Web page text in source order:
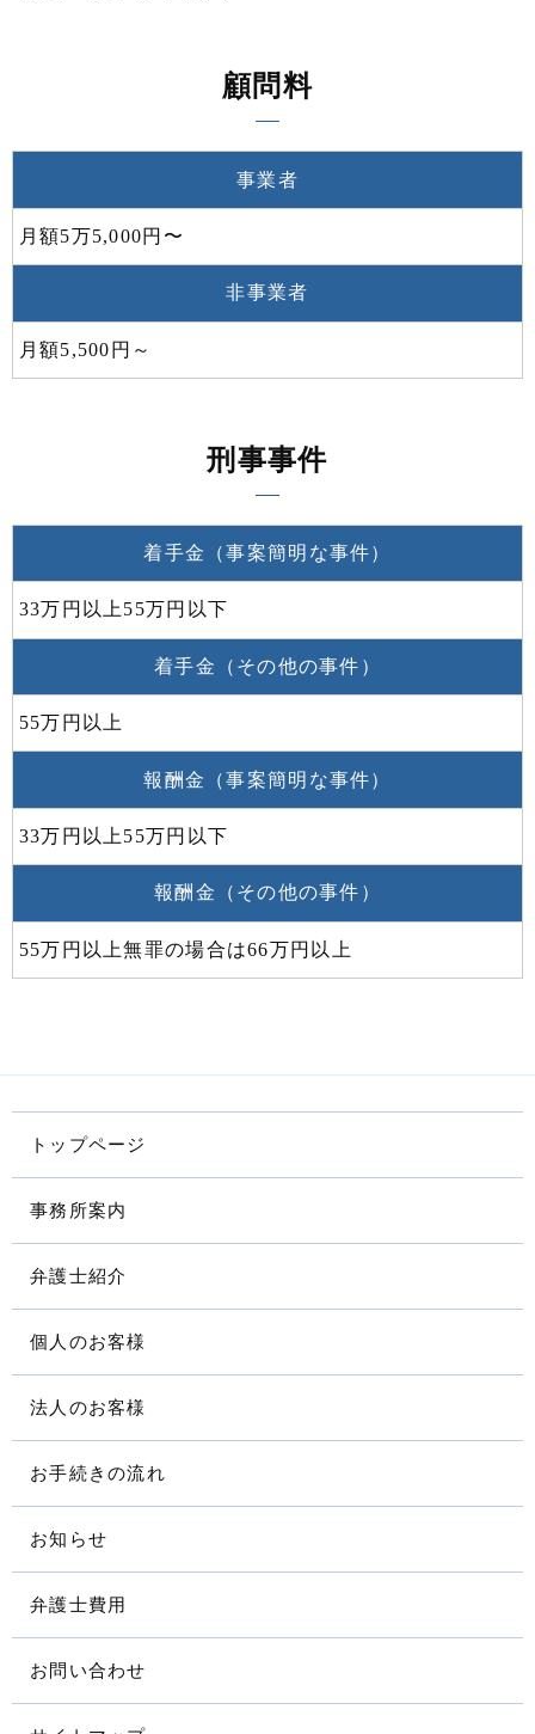
顧問料
事業者
月額5万5,000円〜
非事業者
月額5,500円～
刑事事件
着手金（事案簡明な事件）
33万円以上55万円以下
着手金（その他の事件）
55万円以上
報酬金（事案簡明な事件）
33万円以上55万円以下
報酬金（その他の事件）
55万円以上無罪の場合は66万円以上
トップページ
事務所案内
弁護士紹介
個人のお客様
法人のお客様
お手続きの流れ
お知らせ
弁護士費用
お問い合わせ